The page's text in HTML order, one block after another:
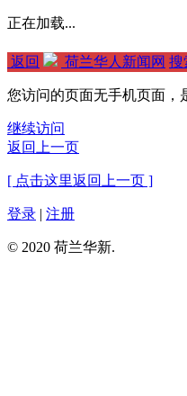
正在加载...
返回 荷兰华人新闻网 搜
您访问的页面无手机页面，
继续访问
返回上一页
[ 点击这里返回上一页 ]
登录 | 注册
© 2020 荷兰华新.